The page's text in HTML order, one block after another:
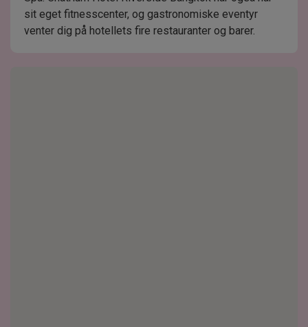
sit eget fitnesscenter, og gastronomiske eventyr
venter dig på hotellets fire restauranter og barer.